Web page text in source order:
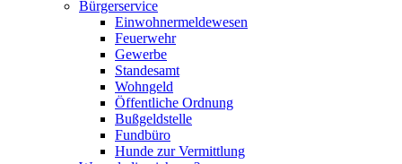
Bürgerservice
Einwohnermeldewesen
Feuerwehr
Gewerbe
Standesamt
Wohngeld
Öffentliche Ordnung
Bußgeldstelle
Fundbüro
Hunde zur Vermittlung